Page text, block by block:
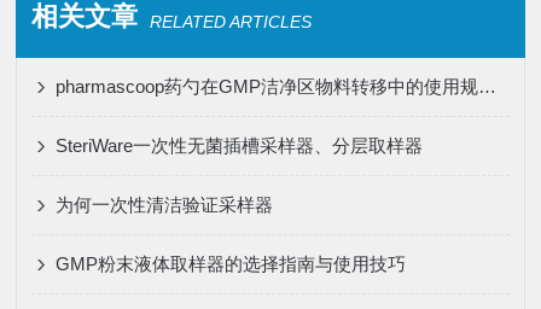
相关文章 RELATED ARTICLES
pharmascoop药勺在GMP洁净区物料转移中的使用规范与清洁验证
SteriWare一次性无菌插槽采样器、分层取样器
为何一次性清洁验证采样器
GMP粉末液体取样器的选择指南与使用技巧